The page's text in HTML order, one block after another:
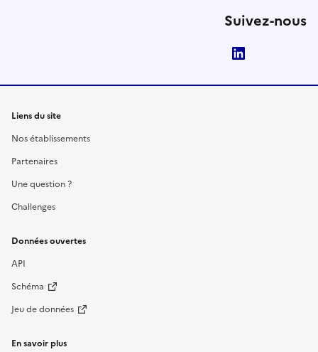
Suivez-nous
Liens du site
Nos établissements
Partenaires
Une question ?
Challenges
Données ouvertes
API
Schéma
Jeu de données
En savoir plus